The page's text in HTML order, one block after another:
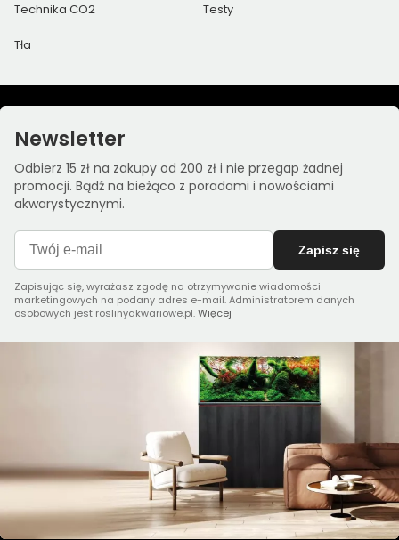
Technika CO2 Testy
Tła
Newsletter
Odbierz 15 zł na zakupy od 200 zł i nie przegap żadnej
promocji. Bądź na bieżąco z poradami i nowościami
akwarystycznymi.
Zapisz się
Zapisując się, wyrażasz zgodę na otrzymywanie wiadomości
marketingowych na podany adres e-mail. Administratorem danych
osobowych jest roslinyakwariowe.pl.Więcej